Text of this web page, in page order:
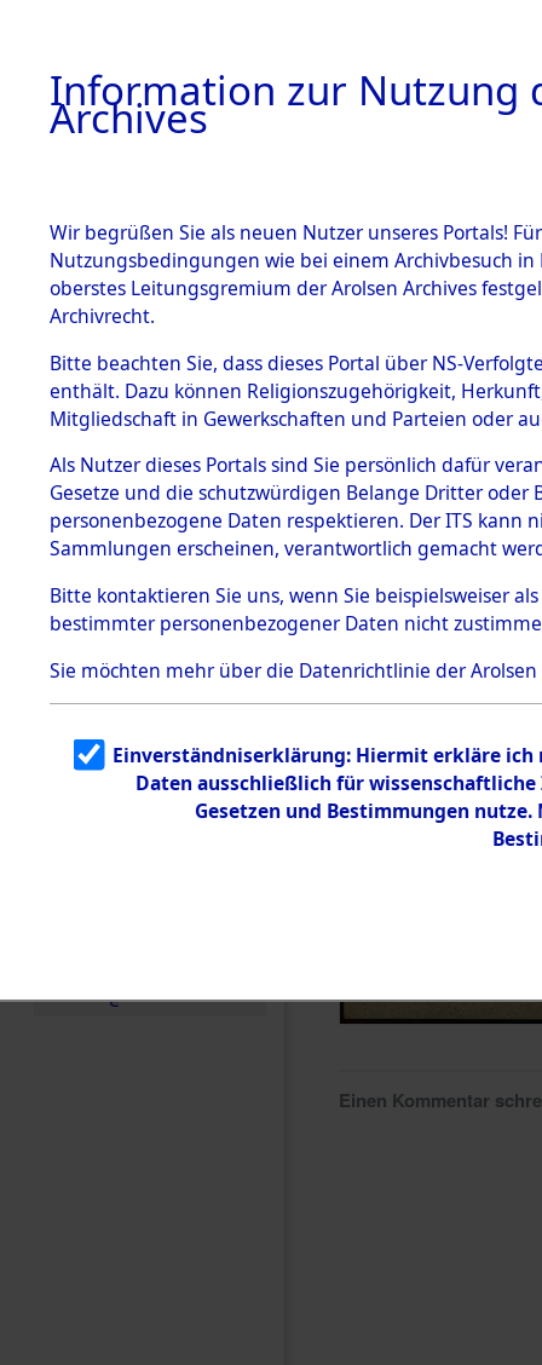
BESTÄNDE
1.
mente
5. Verschiedenes
5.3
Todesmärsche
5.3.1 Alliierte
Erhebungen
zu
Todesmärsch
en
5.3.2
g
5.3.3
Todesmärsch
e
Baden-
Buchen→
Einen Kommentar
Information zur Nutzung
Archives
Wir begrüßen Sie als neuen Nutzer unseres Portals!
Nutzungsbedingungen wie bei einem Archivbesuch
oberstes Leitungsgremium der Arolsen Archives
Archivrecht.
Bitte beachten Sie, dass dieses Portal über NS-
enthält. Dazu können Religionszugehörigkeit,
Mitgliedschaft in Gewerkschaften und Parteien oder
Als Nutzer dieses Portals sind Sie persönlich dafür
Gesetze und die schutzwürdigen Belange Dritter
personenbezogene Daten respektieren. Der ITS
Sammlungen erscheinen, verantwortlich gemacht
Bitte kontaktieren Sie uns, wenn Sie beispielsweiser
bestimmter personenbezogener Daten nicht
Sie möchten mehr über die Datenrichtlinie der Arolsen
Einverständniserklärung: Hiermit erkläre ich
Daten ausschließlich für
Gesetzen und Bestimmungen